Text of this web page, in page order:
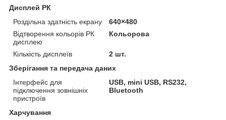
Дисплей РК
Роздільна здатність екрану
640×480
Відтворення кольорів РК
дисплею
Кольорова
Кількість дисплеїв
2 шт.
Зберігання та передача даних
Інтерфейс для
підключення зовнішніх
пристроїв
USB, mini USB, RS232,
Bluetooth
Харчування